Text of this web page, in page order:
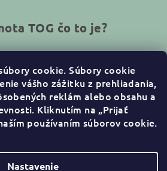
cookie.Súbory cookie
vášho zážitku z prehliadania,
reklám alebo obsahu a
Kliknutím na „Prijať
používaním súborov cookie.
Nastavenie
TOG čo to je?